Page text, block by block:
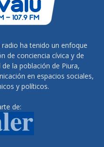
ha tenido un enfoque
de conciencia cívica y de
la población de Piura,
en espacios sociales,
y políticos.
de: